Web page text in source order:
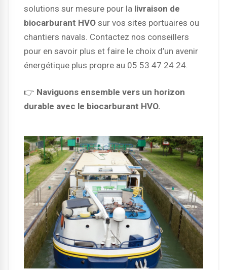
solutions sur mesure pour la livraison de
biocarburant HVO sur vos sites portuaires ou
chantiers navals. Contactez nos conseillers
pour en savoir plus et faire le choix d’un avenir
énergétique plus propre au 05 53 47 24 24.
👉 Naviguons ensemble vers un horizon
durable avec le biocarburant HVO.